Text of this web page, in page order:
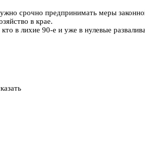
срочно предпринимать меры
в крае.
в лихие 90-е и уже в нулевые